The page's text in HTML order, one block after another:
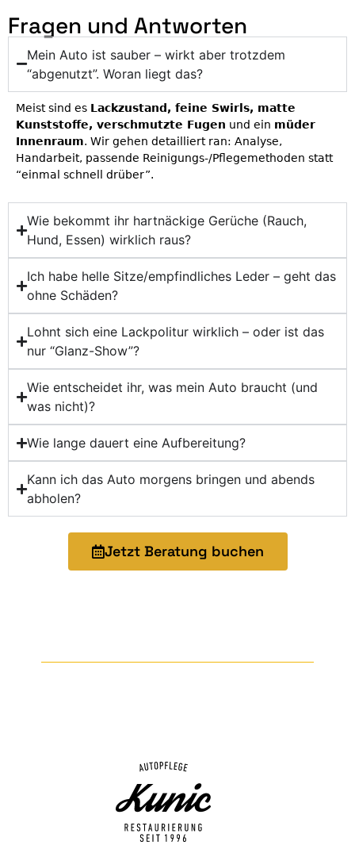
Fragen und Antworten
Mein Auto ist sauber – wirkt aber trotzdem
“abgenutzt”. Woran liegt das?
Meist sind es Lackzustand, feine Swirls, matte
Kunststoffe, verschmutzte Fugen und ein müder
Innenraum. Wir gehen detailliert ran: Analyse,
Handarbeit, passende Reinigungs-/Pflegemethoden statt
“einmal schnell drüber”.
Wie bekommt ihr hartnäckige Gerüche (Rauch,
Hund, Essen) wirklich raus?
Ich habe helle Sitze/empfindliches Leder – geht das
ohne Schäden?
Lohnt sich eine Lackpolitur wirklich – oder ist das
nur “Glanz-Show”?
Wie entscheidet ihr, was mein Auto braucht (und
was nicht)?
Wie lange dauert eine Aufbereitung?
Kann ich das Auto morgens bringen und abends
abholen?
Jetzt Beratung buchen